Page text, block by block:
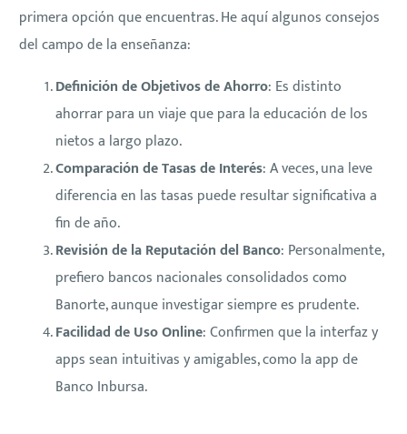
primera opción que encuentras. He aquí algunos consejos
del campo de la enseñanza:
Definición de Objetivos de Ahorro: Es distinto
ahorrar para un viaje que para la educación de los
nietos a largo plazo.
Comparación de Tasas de Interés: A veces, una leve
diferencia en las tasas puede resultar significativa a
fin de año.
Revisión de la Reputación del Banco: Personalmente,
prefiero bancos nacionales consolidados como
Banorte, aunque investigar siempre es prudente.
Facilidad de Uso Online: Confirmen que la interfaz y
apps sean intuitivas y amigables, como la app de
Banco Inbursa.